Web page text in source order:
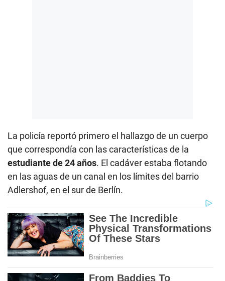
La policía reportó primero el hallazgo de un cuerpo
que correspondía con las características de la
estudiante de 24 años. El cadáver estaba flotando
en las aguas de un canal en los límites del barrio
Adlershof, en el sur de Berlín.